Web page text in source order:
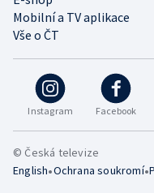
Instagram Facebook
Mobilní a TV aplikace
Vše o ČT
© Česká televize
English•Ochrana soukromí•